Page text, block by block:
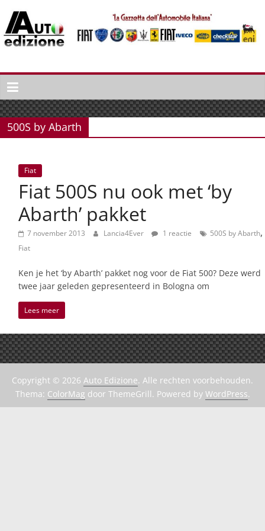
naar
inhoud
Auto
Edizione
La
Gazetta
dell'Automobile
Italiaans
autonieuws
lifestyle
500S by Abarth
Fiat
Fiat 500S nu ook met ‘by
Abarth’ pakket
7 november 2013 Lancia4Ever 1 reactie 500S by Abarth,
Fiat
Ken je het ‘by Abarth’ pakket nog voor de Fiat 500? Deze werd
twee jaar geleden gepresenteerd in Bologna om
Lees meer
Copyright © 2026 Auto Edizione. Alle rechten voorbehouden.
Thema: ColorMag door ThemeGrill. Powered by WordPress.